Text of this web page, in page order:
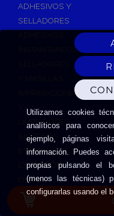
Utilizamos cookies
analíticos para
ejemplo, páginas
información. Puedes
propias pulsando el
(menos las técnicas)
configurarlas usando el
ADHESIVOS Y
SELLADORES
INSTANTANEOS
IMPRIMACIONES
LIMPIADORES
SILICONAS
ESPUMAS DE
EXPANSIÓN
CINTAS
ADHESIVAS
HERRAMIENTAS